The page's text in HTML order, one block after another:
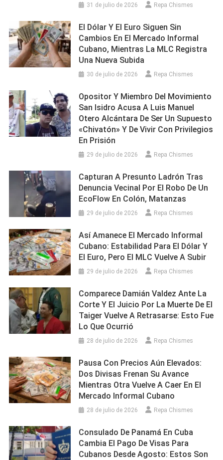
31 de julio de 2026 Repa Chismes
El Dólar Y El Euro Siguen Sin
Cambios En El Mercado Informal
Cubano, Mientras La MLC Registra
Una Nueva Subida
30 de julio de 2026 Repa Chismes
Opositor Y Miembro Del Movimiento
San Isidro Acusa A Luis Manuel
Otero Alcántara De Ser Un Supuesto
«chivatón» Y De Vivir Con Privilegios
En Prisión
29 de julio de 2026 Repa Chismes
Capturan A Presunto Ladrón Tras
Denuncia Vecinal Por El Robo De Un
EcoFlow En Colón, Matanzas
29 de julio de 2026 Repa Chismes
Así Amanece El Mercado Informal
Cubano: Estabilidad Para El Dólar Y
El Euro, Pero El MLC Vuelve A Subir
29 de julio de 2026 Repa Chismes
Comparece Damián Valdez Ante La
Corte Y El Juicio Por La Muerte De El
Taiger Vuelve A Retrasarse: Esto Fue
Lo Que Ocurrió
28 de julio de 2026 Repa Chismes
Pausa Con Precios Aún Elevados:
Dos Divisas Frenan Su Avance
Mientras Otra Vuelve A Caer En El
Mercado Informal Cubano
28 de julio de 2026 Repa Chismes
Consulado De Panamá En Cuba
Cambia El Pago De Visas Para
Cubanos Desde Agosto: Estos Son